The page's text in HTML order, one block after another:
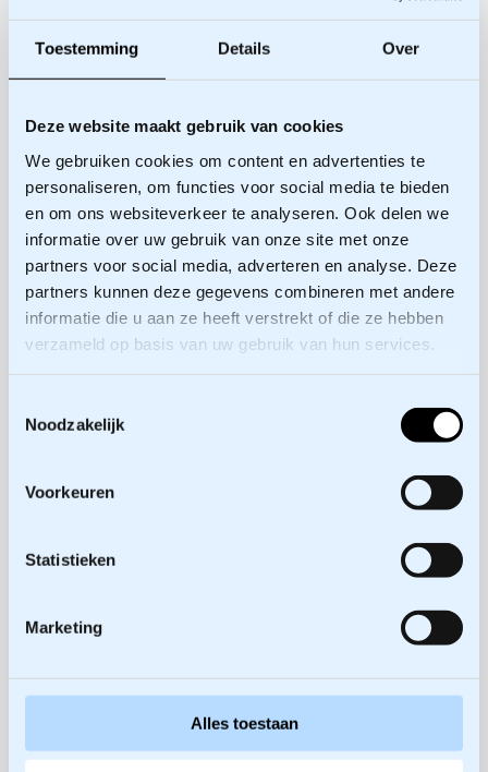
Toestemming Details Over
Deze website maakt gebruik van cookies
We gebruiken cookies om content en advertenties te
personaliseren, om functies voor social media te bieden
en om ons websiteverkeer te analyseren. Ook delen we
informatie over uw gebruik van onze site met onze
partners voor social media, adverteren en analyse. Deze
partners kunnen deze gegevens combineren met andere
informatie die u aan ze heeft verstrekt of die ze hebben
verzameld op basis van uw gebruik van hun services.
Noodzakelijk
Voorkeuren
Statistieken
Marketing
Alles toestaan
Adviseurs
binnen het
project
Meer
Bekijk het gehele team